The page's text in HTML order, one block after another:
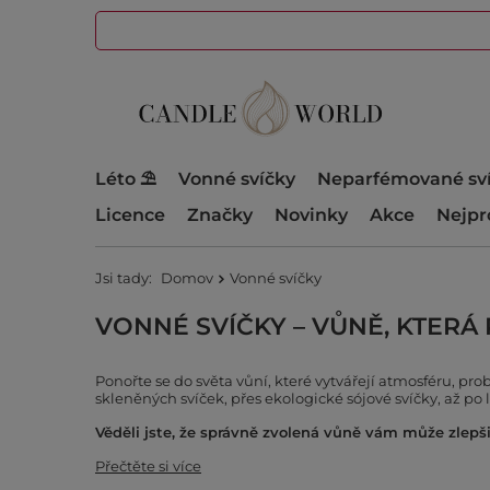
Léto ⛱️ Vonné svíčky Neparfémované
Licence
Značky Novinky Akce
Jsi tady: Domov Vonné svíčky
VONNÉ SVÍČKY – VŮNĚ,
Ponořte se do světa vůní, které vytvářejí atmosféru,
skleněných svíček, přes ekologické sójové svíčky, až
Věděli jste, že správně zvolená vůně vám může
Přečtěte si více